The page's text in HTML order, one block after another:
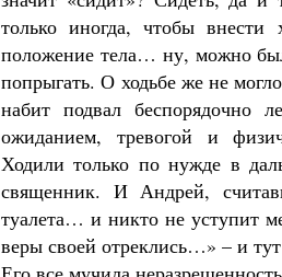
только иногда, чтобы внести
положение тела… ну, можно
попрыгать. О ходьбе же не
набит подвал беспорядочно
ожиданием, тревогой и
Ходили только по нужде в
священник. И Андрей,
туалета… и никто не уступит
веры своей отреклись…» – и